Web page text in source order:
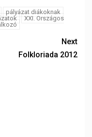
pályázat diákoknak
XXI. Országos
Next
Folkloriada 2012